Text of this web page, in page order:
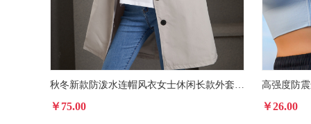
秋冬新款防泼水连帽风衣女士休闲长款外套女宽松大码户外风雨衣23
￥75.00 ￥26.00